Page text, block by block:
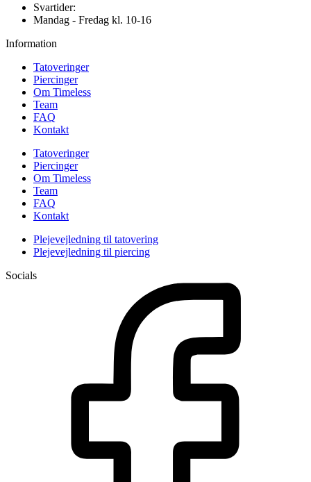
Svartider:
Mandag - Fredag kl. 10-16
Information
Tatoveringer
Piercinger
Om Timeless
Team
FAQ
Kontakt
Tatoveringer
Piercinger
Om Timeless
Team
FAQ
Kontakt
Plejevejledning til tatovering
Plejevejledning til piercing
Socials